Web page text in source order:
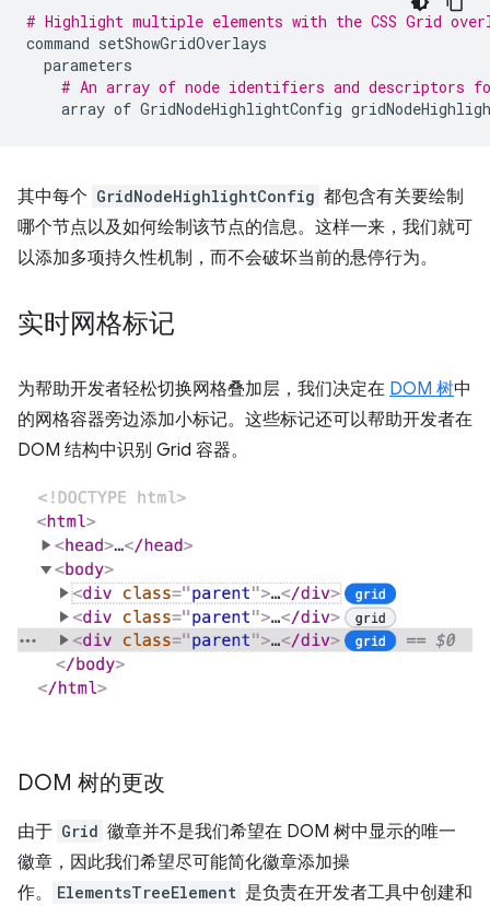
# Highlight multiple elements with the CSS Grid
command setShowGridOverlays
parameters
# An array of node identifiers and descriptors
array of GridNodeHighlightConfig
其中每个 GridNodeHighlightConfig 都包含有关要绘制
哪个节点以及如何绘制该节点的信息。这样一来，我们就可
以添加多项持久性机制，而不会破坏当前的悬停行为。
实时网格标记
为帮助开发者轻松切换网格叠加层，我们决定在 DOM 树中
的网格容器旁边添加小标记。这些标记还可以帮助开发者在
DOM 结构中识别 Grid 容器。
DOM 树的更改
由于 Grid 徽章并不是我们希望在 DOM 树中显示的唯一
徽章，因此我们希望尽可能简化徽章添加操
作。
ElementsTreeElement 是负责在开发者工具中创建和